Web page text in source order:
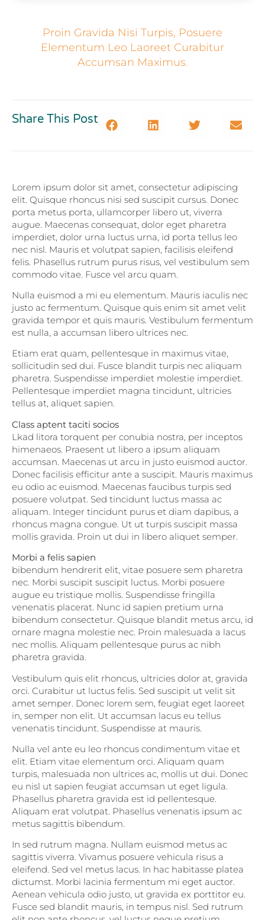
Proin Gravida Nisi Turpis, Posuere
Elementum Leo Laoreet Curabitur
Accumsan Maximus.
Share This Post
Lorem ipsum dolor sit amet, consectetur adipiscing
elit. Quisque rhoncus nisi sed suscipit cursus. Donec
porta metus porta, ullamcorper libero ut, viverra
augue. Maecenas consequat, dolor eget pharetra
imperdiet, dolor urna luctus urna, id porta tellus leo
nec nisl. Mauris et volutpat sapien, facilisis eleifend
felis. Phasellus rutrum purus risus, vel vestibulum sem
commodo vitae. Fusce vel arcu quam.
Nulla euismod a mi eu elementum. Mauris iaculis nec
justo ac fermentum. Quisque quis enim sit amet velit
gravida tempor et quis mauris. Vestibulum fermentum
est nulla, a accumsan libero ultrices nec.
Etiam erat quam, pellentesque in maximus vitae,
sollicitudin sed dui. Fusce blandit turpis nec aliquam
pharetra. Suspendisse imperdiet molestie imperdiet.
Pellentesque imperdiet magna tincidunt, ultricies
tellus at, aliquet sapien.
Class aptent taciti socios
Lkad litora torquent per conubia nostra, per inceptos
himenaeos. Praesent ut libero a ipsum aliquam
accumsan. Maecenas ut arcu in justo euismod auctor.
Donec facilisis efficitur ante a suscipit. Mauris maximus
eu odio ac euismod. Maecenas faucibus turpis sed
posuere volutpat. Sed tincidunt luctus massa ac
aliquam. Integer tincidunt purus et diam dapibus, a
rhoncus magna congue. Ut ut turpis suscipit massa
mollis gravida. Proin ut dui in libero aliquet semper.
Morbi a felis sapien
bibendum hendrerit elit, vitae posuere sem pharetra
nec. Morbi suscipit suscipit luctus. Morbi posuere
augue eu tristique mollis. Suspendisse fringilla
venenatis placerat. Nunc id sapien pretium urna
bibendum consectetur. Quisque blandit metus arcu, id
ornare magna molestie nec. Proin malesuada a lacus
nec mollis. Aliquam pellentesque purus ac nibh
pharetra gravida.
Vestibulum quis elit rhoncus, ultricies dolor at, gravida
orci. Curabitur ut luctus felis. Sed suscipit ut velit sit
amet semper. Donec lorem sem, feugiat eget laoreet
in, semper non elit. Ut accumsan lacus eu tellus
venenatis tincidunt. Suspendisse at mauris.
Nulla vel ante eu leo rhoncus condimentum vitae et
elit. Etiam vitae elementum orci. Aliquam quam
turpis, malesuada non ultrices ac, mollis ut dui. Donec
eu nisl ut sapien feugiat accumsan ut eget ligula.
Phasellus pharetra gravida est id pellentesque.
Aliquam erat volutpat. Phasellus venenatis ipsum ac
metus sagittis bibendum.
In sed rutrum magna. Nullam euismod metus ac
sagittis viverra. Vivamus posuere vehicula risus a
eleifend. Sed vel metus lacus. In hac habitasse platea
dictumst. Morbi lacinia fermentum mi eget auctor.
Aenean vehicula odio justo, ut gravida ex porttitor eu.
Fusce sed blandit mauris, in tempus nisl. Sed rutrum